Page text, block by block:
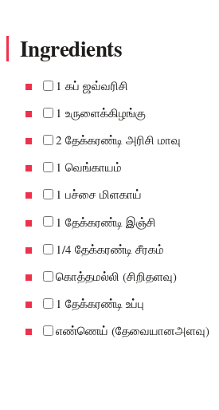
Ingredients
1 கப் ஜவ்வரிசி
1 உருளைக்கிழங்கு
2 தேக்கரண்டி அரிசி மாவு
1 வெங்காயம்
1 பச்சை மிளகாய்
1 தேக்கரண்டி இஞ்சி
1/4 தேக்கரண்டி சீரகம்
கொத்தமல்லி (சிறிதளவு)
1 தேக்கரண்டி உப்பு
எண்ணெய் (தேவையானஅளவு)